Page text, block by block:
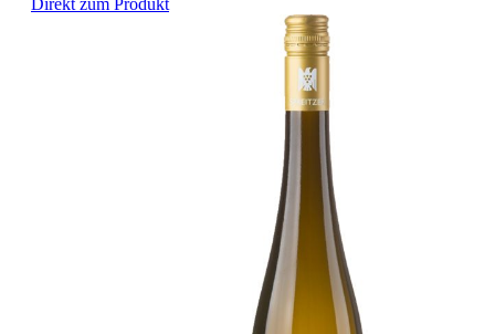
Direkt zum Produkt